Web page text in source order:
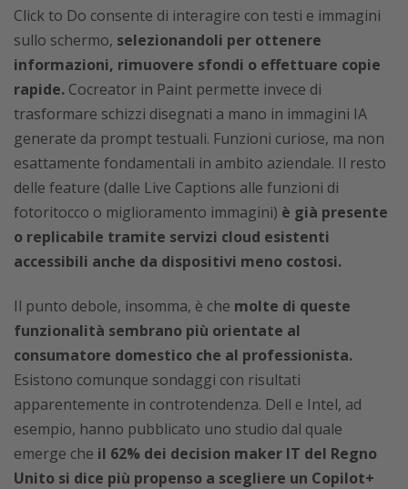
Click to Do consente di interagire con testi e immagini
sullo schermo, selezionandoli per ottenere
informazioni, rimuovere sfondi o effettuare copie
rapide. Cocreator in Paint permette invece di
trasformare schizzi disegnati a mano in immagini IA
generate da prompt testuali. Funzioni curiose, ma non
esattamente fondamentali in ambito aziendale. Il resto
delle feature (dalle Live Captions alle funzioni di
fotoritocco o miglioramento immagini) è già presente
o replicabile tramite servizi cloud esistenti
accessibili anche da dispositivi meno costosi.
Il punto debole, insomma, è che molte di queste
funzionalità sembrano più orientate al
consumatore domestico che al professionista.
Esistono comunque sondaggi con risultati
apparentemente in controtendenza. Dell e Intel, ad
esempio, hanno pubblicato uno studio dal quale
emerge che il 62% dei decision maker IT del Regno
Unito si dice più propenso a scegliere un Copilot+